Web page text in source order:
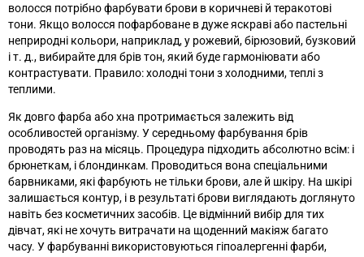
волосся потрібно фарбувати брови в коричневі й теракотові
тони. Якщо волосся пофарбоване в дуже яскраві або пастельні
неприродні кольори, наприклад, у рожевий, бірюзовий, бузковий
і т. д., вибирайте для брів тон, який буде гармоніювати або
контрастувати. Правило: холодні тони з холодними, теплі з
теплими.
Як довго фарба або хна протримається залежить від
особливостей організму. У середньому фарбування брів
проводять раз на місяць. Процедура підходить абсолютно всім: і
брюнеткам, і блондинкам. Проводиться вона спеціальними
барвниками, які фарбують не тільки брови, але й шкіру. На шкірі
залишається контур, і в результаті брови виглядають доглянуто
навіть без косметичних засобів. Це відмінний вибір для тих
дівчат, які не хочуть витрачати на щоденний макіяж багато
часу. У фарбуванні використовуються гіпоалергенні фарби,